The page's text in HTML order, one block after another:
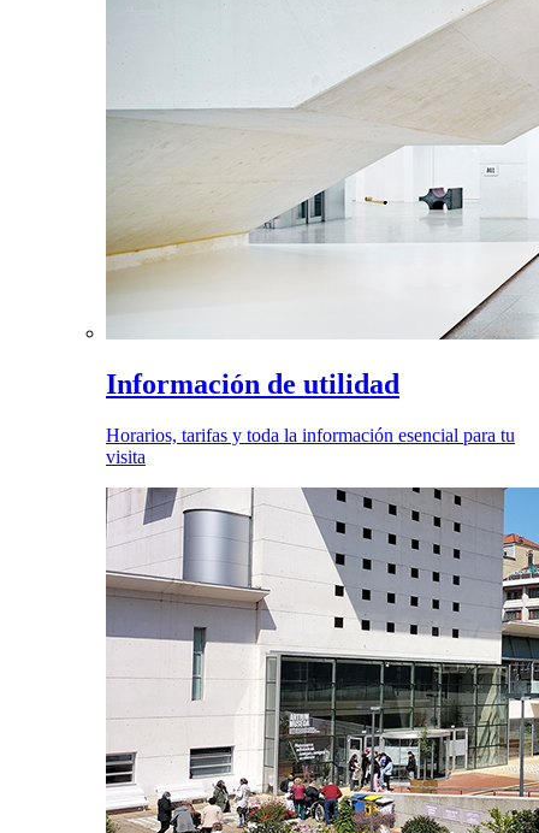
Información de utilidad
Horarios, tarifas y toda la información esencial para tu
visita